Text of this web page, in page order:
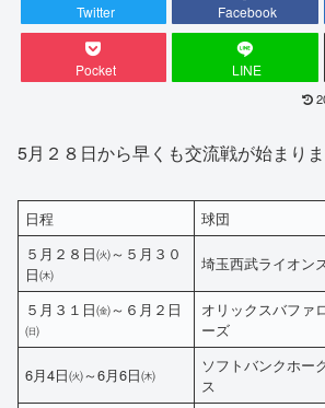
Twitter Facebook
Pocket LINE
5月２８日から早くも交流戦が始まりま
日程 球団
５月２８日㈫～５月３０
日㈭
埼玉西武ライオン
５月３１日㈮～６月２日
㈰
オリックスバファ
ーズ
6月4日㈫～6月6日㈭
ソフトバンクホー
ス